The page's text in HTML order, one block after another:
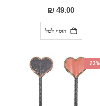
0%
49.00 ₪
הוסף לסל